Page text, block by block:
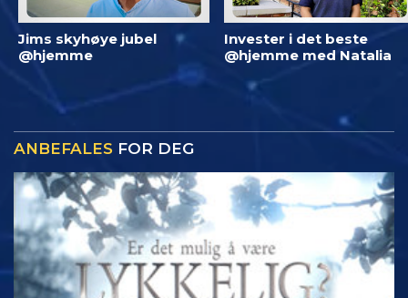
Jims skyhøye jubel
@hjemme
Invester i det beste
@hjemme med Natalia
ANBEFALES FOR DEG